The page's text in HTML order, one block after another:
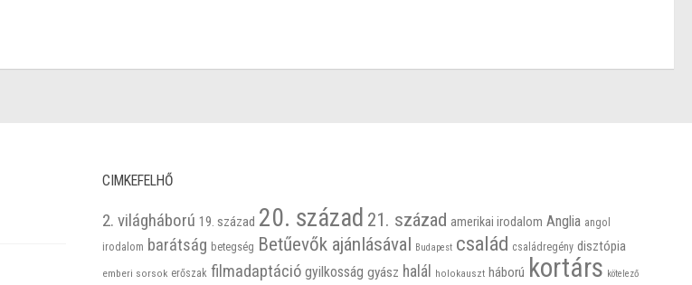
CIMKEFELHŐ
2. világháború 19. század 20. század 21. század amerikai irodalom Anglia angol
irodalom barátság betegség Betűevők ajánlásával Budapest család családregény disztópia
emberi sorsok erőszak filmadaptáció gyilkosság gyász halál holokauszt háború kortárs kötelező